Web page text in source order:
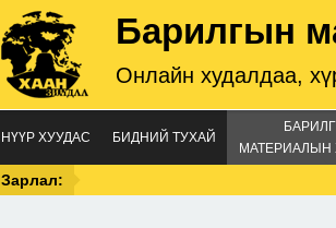
Барилгын
Онлайн худалдаа,
НҮҮР ХУУДАС БИДНИЙ ТУХАЙ
МАТЕРИАЛЫН
Зарлал: